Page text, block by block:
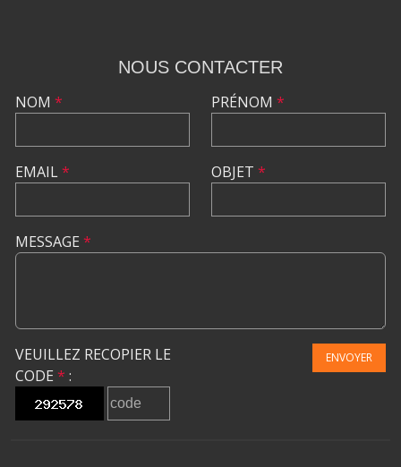
NOUS CONTACTER
NOM *
EMAIL*
PRÉNOM *
OBJET *
MESSAGE *
VEUILLEZ RECOPIER LE
CODE * :
ENVOYER